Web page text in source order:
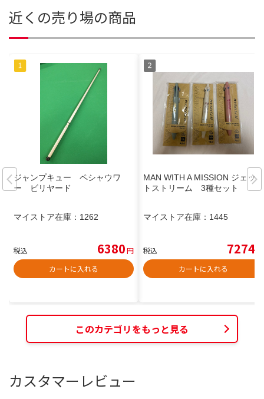
近くの売り場の商品
ジャンプキュー ペシャウワ
ー ビリヤード
マイストア在庫： 1262
税込 6380円
カートに入れる
MAN WITH A MISSION ジェッ
トストリーム 3種セット
マイストア在庫： 1445
税込 7274
カートに入れる
このカテゴリをもっと見る
カスタマーレビュー